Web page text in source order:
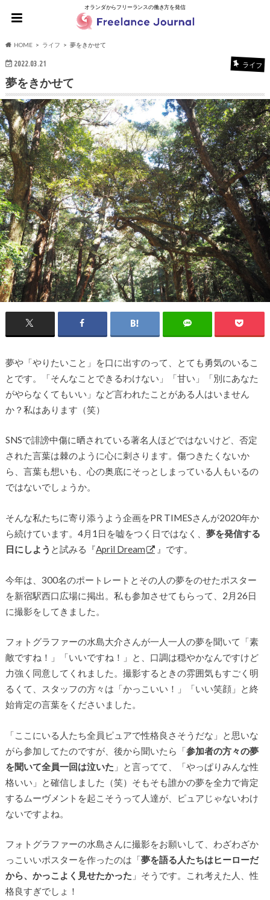
オランダからフリーランスの働き方を発信
HOME ライフ 夢をきかせて
2022.03.21 ライフ
夢をきかせて
夢や「やりたいこと」を口に出すのって、とても勇気のいるこ
とです。「そんなことできるわけない」「甘い」「別にあなた
がやらなくてもいい」など言われたことがある人はいません
か？私はあります（笑）
SNSで誹謗中傷に晒されている著名人ほどではないけど、否定
された言葉は棘のように心に刺さります。傷つきたくないか
ら、言葉も想いも、心の奥底にそっとしまっている人もいるの
ではないでしょうか。
そんな私たちに寄り添うよう企画をPR TIMESさんが2020年か
ら続けています。4月1日を嘘をつく日ではなく、 夢を発信する
日にしよう と試みる『April Dream 』です。
今年は、300名のポートレートとその人の夢をのせたポスター
を新宿駅西口広場に掲出。私も参加させてもらって、2月26日
に撮影をしてきました。
フォトグラファーの水島大介さんが一人一人の夢を聞いて「素
敵ですね！」「いいですね！」と、口調は穏やかなんですけど
力強く同意してくれました。撮影するときの雰囲気もすごく明
るくて、スタッフの方々は「かっこいい！」「いい笑顔」と終
始肯定の言葉をくださいました。
「ここにいる人たち全員ピュアで性格良さそうだな」と思いな
がら参加してたのですが、後から聞いたら「参加者の方々の夢
を聞いて全員一回は泣いた 」と言ってて、「やっぱりみんな性
格いい」と確信しました（笑）そもそも誰かの夢を全力で肯定
するムーヴメントを起こそうって人達が、ピュアじゃないわけ
ないですよね。
フォトグラファーの水島さんに撮影をお願いして、わざわざか
っこいいポスターを作ったのは「夢を語る人たちはヒーローだ
から、かっこよく見せたかった 」そうです。これ考えた人、性
格良すぎでしょ！